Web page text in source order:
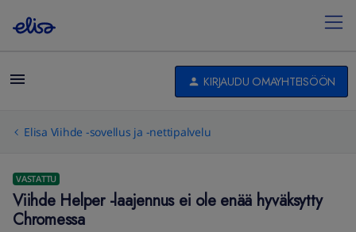
KIRJAUDU OMAYHTEISÖÖN
Elisa Viihde -sovellus ja -nettipalvelu
VASTATTU
Viihde Helper -laajennus ei ole enää hyväksytty
Chromessa